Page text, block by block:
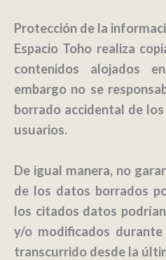
Protección de la
Espacio Toho realiza
contenidos alojados
embargo no se
borrado accidental de
usuarios.
De igual manera, no
de los datos borrados
los citados datos
y/o modificados
transcurrido desde la